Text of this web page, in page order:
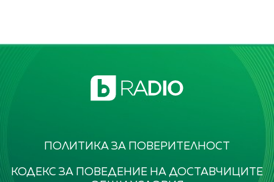
ПОЛИТИКА ЗА ПОВЕРИТЕЛНОСТ
КОДЕКС ЗА ПОВЕДЕНИЕ НА ДОСТАВЧИЦИТЕ